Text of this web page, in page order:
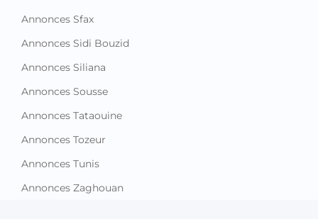
Annonces Sfax
Annonces Sidi Bouzid
Annonces Siliana
Annonces Sousse
Annonces Tataouine
Annonces Tozeur
Annonces Tunis
Annonces Zaghouan